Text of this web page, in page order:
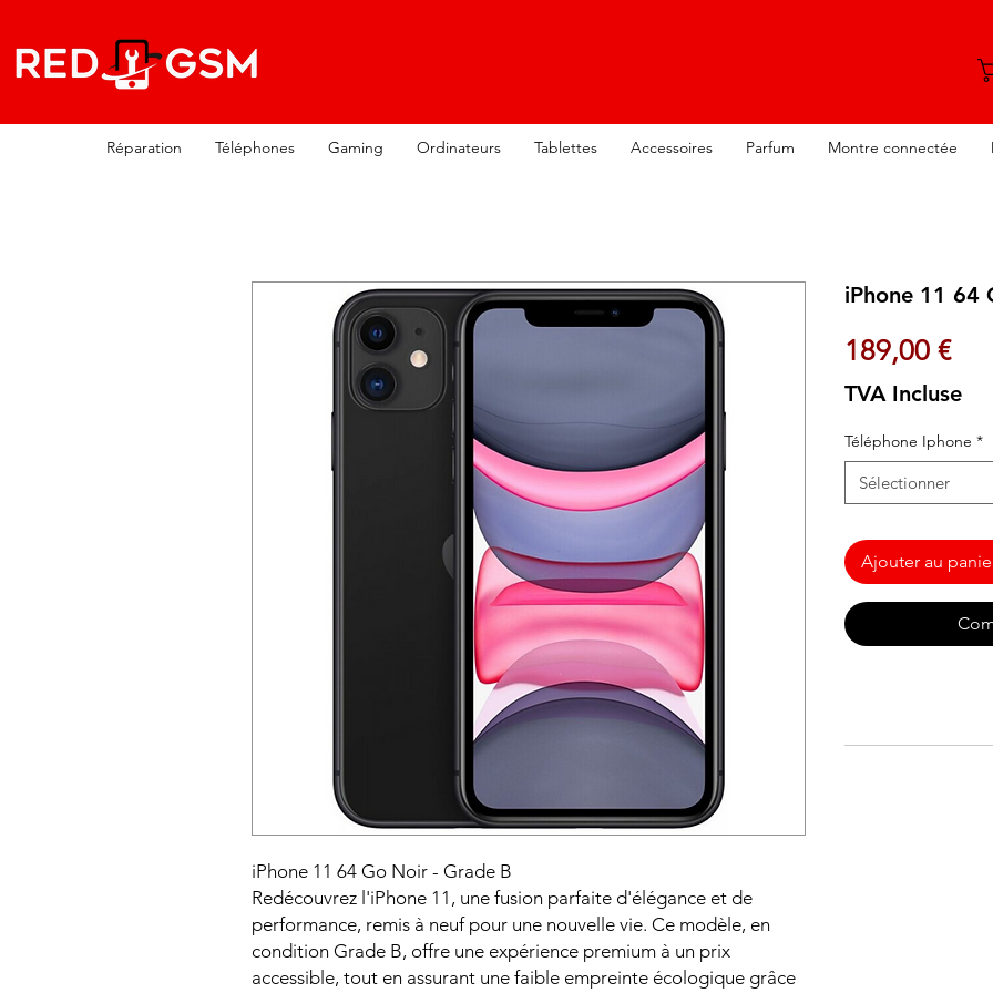
Réparation Téléphones Gaming Ordinateurs Tablettes Accessoires Parfum Montre connectée
iPhone 11 64 Go Noir - Grade B
Redécouvrez l'iPhone 11, une fusion parfaite d'élégance et de
performance, remis à neuf pour une nouvelle vie. Ce modèle, en
condition Grade B, offre une expérience premium à un prix
accessible, tout en assurant une faible empreinte écologique grâce
iPhone 11 64
189,00 €Prix
TVA Incluse
Téléphone Iphone *
Sélectionner
Ajouter au